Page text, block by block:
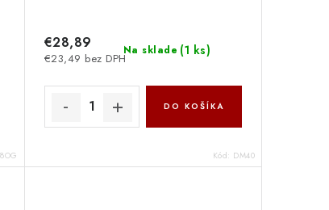
Na sklade (1 ks)
€23,49 bez DPH
€28,89
DO KOŠÍKA
Kód: DM40